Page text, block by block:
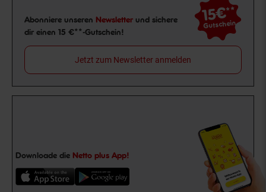
Newsletter Anmeldung
Abonniere unseren Newsletter und sichere
dir einen 15 €**-Gutschein!
15€**
Gutschein
Jetzt zum Newsletter anmelden
Downloade die Netto plus App!